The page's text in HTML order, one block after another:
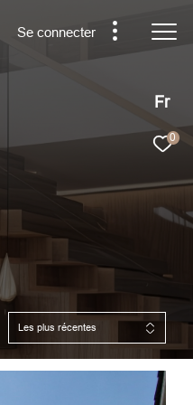
Fr
0
Se connecter
Les plus récentes